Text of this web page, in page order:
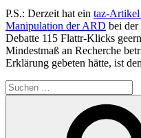
P.S.: Derzeit hat ein taz-Artikel
Manipulation der ARD bei der
Debatte 115 Flattr-Klicks
Mindestmaß an Recherche
Erklärung gebeten hätte, ist
Suche
nach: